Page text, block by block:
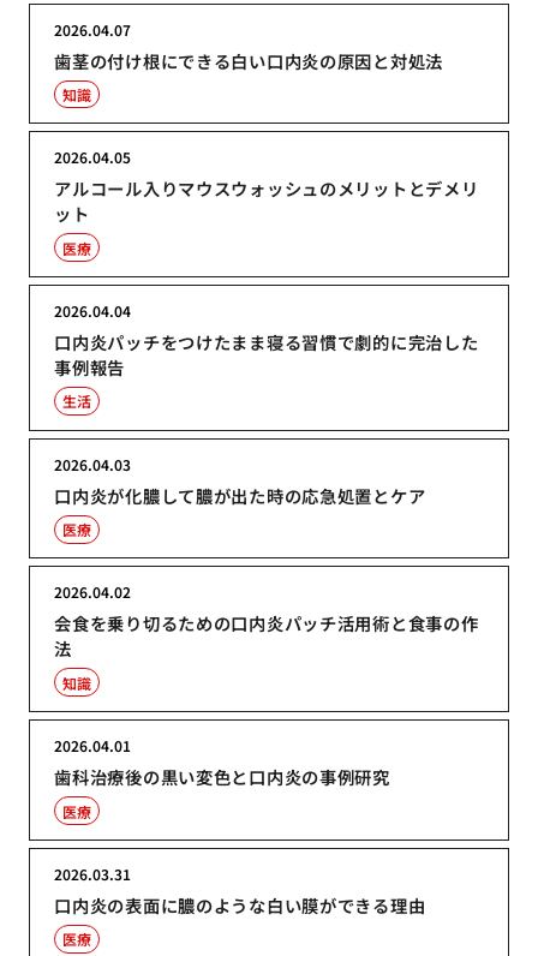
歯茎の付け根にできる白い口内炎の原因と対処法
2026.04.07
知識
アルコール入りマウスウォッシュのメリットとデメリ
ット
2026.04.05
医療
口内炎パッチをつけたまま寝る習慣で劇的に完治した
事例報告
2026.04.04
生活
口内炎が化膿して膿が出た時の応急処置とケア
2026.04.03
医療
会食を乗り切るための口内炎パッチ活用術と食事の作
法
2026.04.02
知識
歯科治療後の黒い変色と口内炎の事例研究
2026.04.01
医療
口内炎の表面に膿のような白い膜ができる理由
2026.03.31
医療